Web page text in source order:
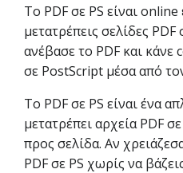
Το PDF σε PS είναι online
μετατρέπεις σελίδες
ανέβασε το PDF και κάνε
σε PostScript μέσα από
Το PDF σε PS είναι ένα
μετατρέπει αρχεία PDF
προς σελίδα. Αν
PDF σε PS χωρίς να